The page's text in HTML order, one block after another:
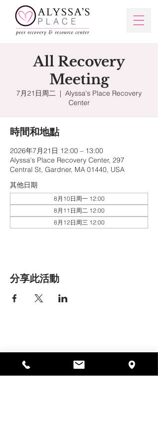
All Recovery
Meeting
7月21日周二
  |
Alyssa's Place Recovery
Center
時間和地點
2026年7月21日 12:00 – 13:00
Alyssa's Place Recovery Center, 297
Central St, Gardner, MA 01440, USA
其他日期
8月10日周一 12:00
8月11日周二 12:00
8月12日周三 12:00
分享此活動
297 中央街，加德纳，马萨诸塞州
01440